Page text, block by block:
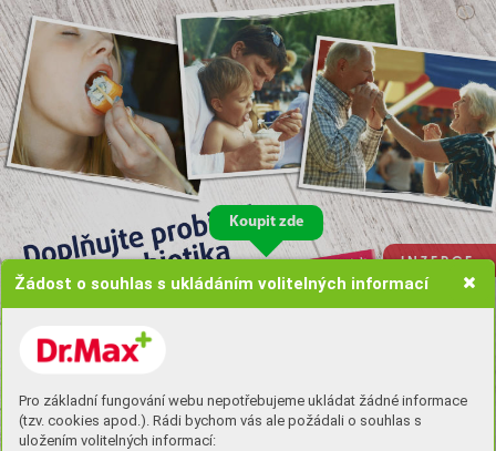
Žádost o souhlas s ukládáním volitelných informací
Pro základní fungování webu nepotřebujeme ukládat žádné informace
(tzv. cookies apod.). Rádi bychom vás ale požádali o souhlas s
uložením volitelných informací:
Koupit zde
I N Z E R C E